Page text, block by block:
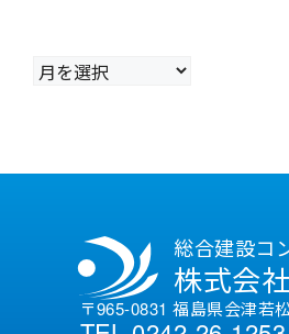
ア
総合建設コ
株式会
〒965-0831 福島県会津若